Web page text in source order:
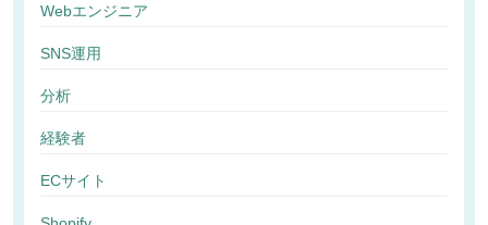
Webエンジニア
SNS運用
分析
経験者
ECサイト